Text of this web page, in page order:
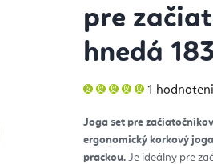
pre
hnedá
Priemerné
hodnotenie
5,0
z
5
hviezdičiek.
1
Joga set pre
ergonomický korkový
prackou.Je ideálny pre